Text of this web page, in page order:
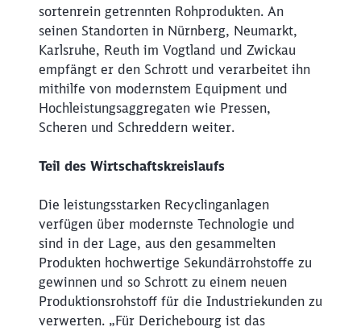
sortenrein getrennten Rohprodukten. An
seinen Standorten in Nürnberg, Neumarkt,
Karlsruhe, Reuth im Vogtland und Zwickau
empfängt er den Schrott und verarbeitet ihn
mithilfe von modernstem Equipment und
Hochleistungsaggregaten wie Pressen,
Scheren und Schreddern weiter.
Teil des Wirtschaftskreislaufs
Die leistungsstarken Recyclinganlagen
verfügen über modernste Technologie und
sind in der Lage, aus den gesammelten
Produkten hochwertige Sekundärrohstoffe zu
gewinnen und so Schrott zu einem neuen
Produktionsrohstoff für die Industriekunden zu
verwerten. „Für Derichebourg ist das